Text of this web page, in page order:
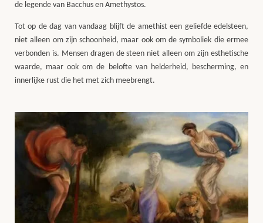
de legende van Bacchus en Amethystos.
Tot op de dag van vandaag blijft de amethist een geliefde edelsteen,
niet alleen om zijn schoonheid, maar ook om de symboliek die ermee
verbonden is. Mensen dragen de steen niet alleen om zijn esthetische
waarde, maar ook om de belofte van helderheid, bescherming, en
innerlijke rust die het met zich meebrengt.